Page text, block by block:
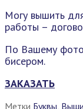
Могу вышить
работы –
По Вашему
бисером.
ЗАКАЗАТЬ
Метки Буквы